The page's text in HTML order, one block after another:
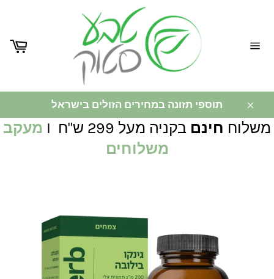
תוספי תזונה במחירים הזולים בישראל
משלוח חינם בקניה מעל 299 ש"ח I
מעקב
משלוחים